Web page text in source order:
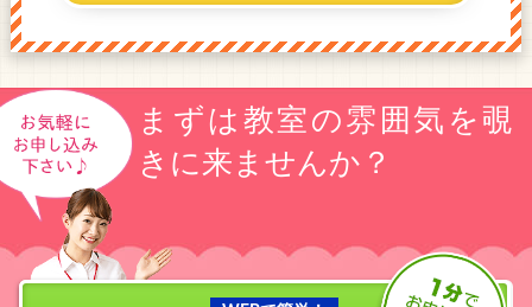
まずは教室の雰囲気を覗
きに来ませんか？